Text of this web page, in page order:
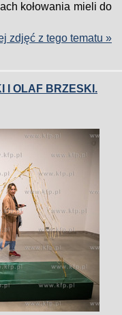
kołowania mieli do
zdjęć z tego tematu »
I OLAF BRZESKI.